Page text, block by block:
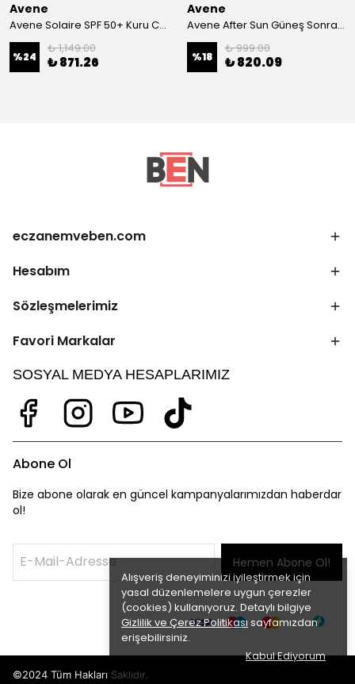
Alışveriş deneyiminizi iyileştirmek için
yasal düzenlemelere uygun çerezler
(cookies) kullanıyoruz. Detaylı bilgiye
Gizlilik ve Çerez Politikası sayfamızdan
erişebilirsiniz.
Kabul Ediyorum
Avene
Avene Solaire SPF 50+ Kuru Ciltler İçin Güneş Kremi 50 ml
%24
₺ 1,149.00
₺ 871.26
Avene
Avene After Sun Güneş Sonrası Bakım Losyonu 200 ml
%18
₺ 999.00
₺ 820.09
eczanemveben.com
Hesabım
Sözleşmelerimiz
Favori Markalar
SOSYAL MEDYA HESAPLARIMIZ
Abone Ol
Bize abone olarak en güncel kampanyalarımızdan haberdar
ol!
Hemen Abone Ol!
©2024 Tüm Hakları Saklıdır.